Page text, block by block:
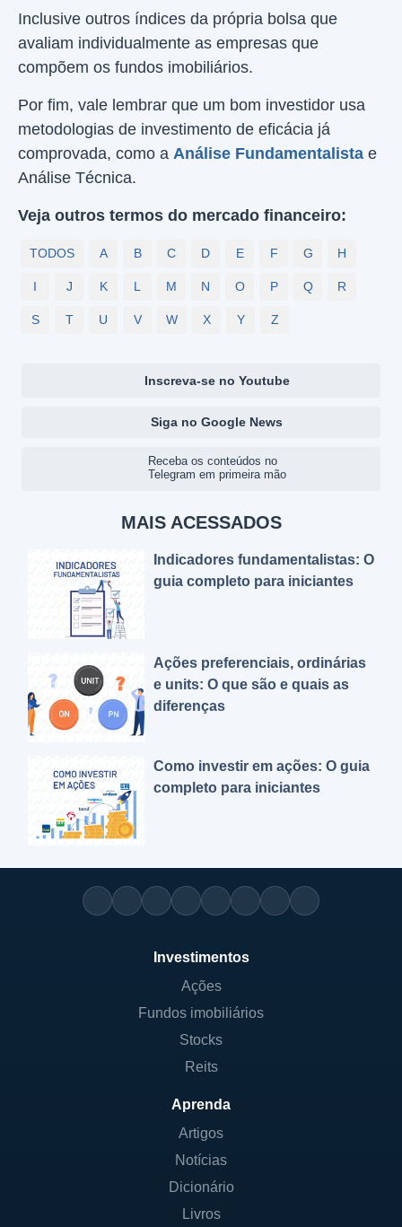
Inclusive outros índices da própria bolsa que
avaliam individualmente as empresas que
compõem os fundos imobiliários.
Por fim, vale lembrar que um bom investidor usa
metodologias de investimento de eficácia já
comprovada, como a Análise Fundamentalista e
Análise Técnica.
Veja outros termos do mercado financeiro:
TODOS A B C D E F G H
I J K L M N O P Q R
S T U V W X Y Z
Inscreva-se no Youtube
Siga no Google News
Receba os conteúdos no
Telegram em primeira mão
MAIS ACESSADOS
Indicadores fundamentalistas: O
guia completo para iniciantes
Ações preferenciais, ordinárias
e units: O que são e quais as
diferenças
Como investir em ações: O guia
completo para iniciantes
Investimentos
Ações
Fundos imobiliários
Stocks
Reits
Aprenda
Artigos
Notícias
Dicionário
Livros